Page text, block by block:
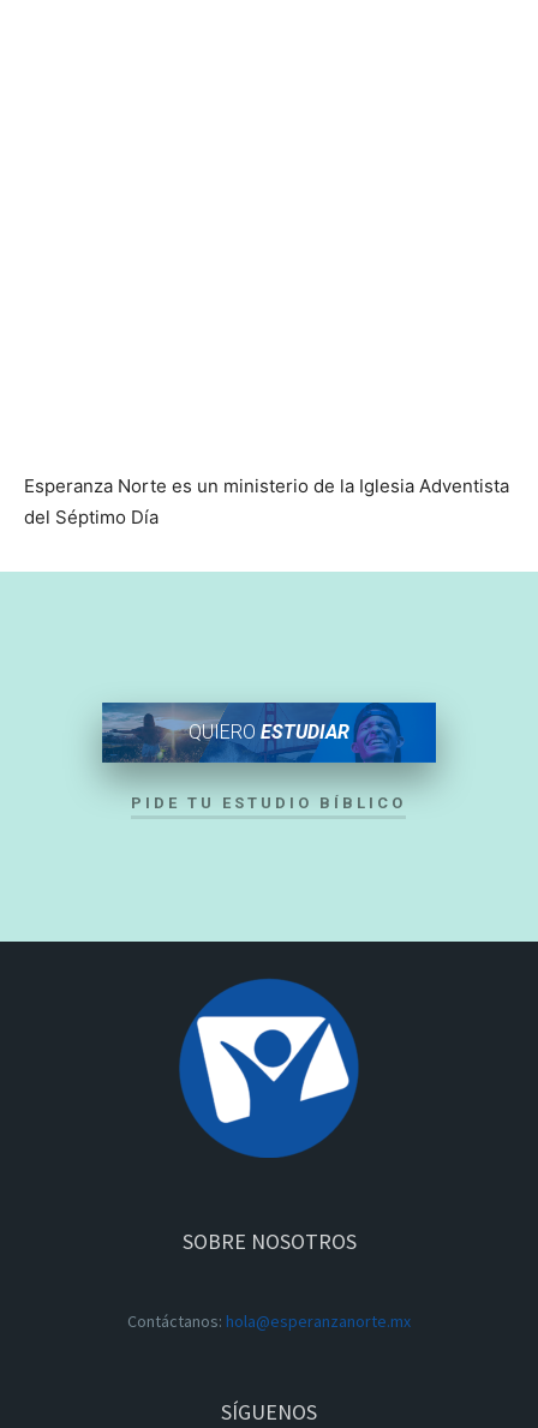
Esperanza Norte es un ministerio de la Iglesia Adventista
del Séptimo Día
QUIERO ESTUDIAR
PIDE TU ESTUDIO BÍBLICO
SOBRE NOSOTROS
Contáctanos: hola@esperanzanorte.mx
SÍGUENOS